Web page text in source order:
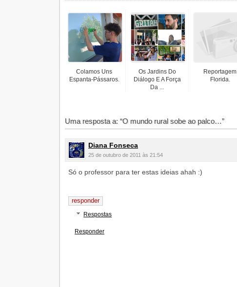
Colamos Uns
Espanta-Pássaros.
Os Jardins Do
Diálogo E A Força
Da ...
Reportagem
Florida.
Uma resposta a: “O mundo rural sobe ao palco…”
Diana Fonseca
25 de outubro de 2011 às 21:54
Só o professor para ter estas ideias ahah :)
responder
Respostas
Responder